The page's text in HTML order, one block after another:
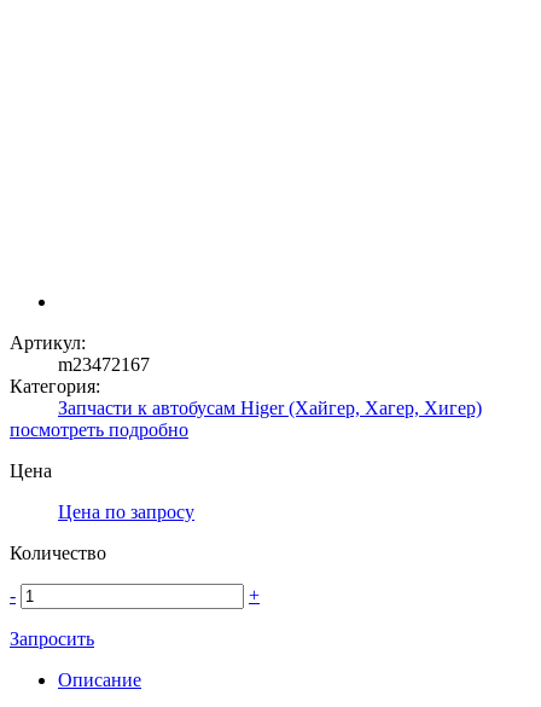
Артикул:
m23472167
Категория:
Запчасти к автобусам Higer (Хайгер, Хагер, Хигер)
посмотреть подробно
Цена
Цена по запросу
Количество
- +
Запросить
Описание